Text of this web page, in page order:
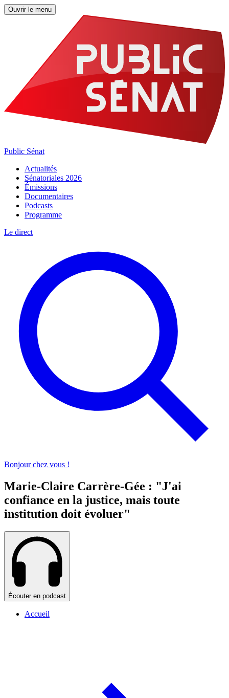
Ouvrir le menu
Public Sénat
Actualités
Sénatoriales 2026
Émissions
Documentaires
Podcasts
Programme
Le direct
Bonjour chez vous !
Marie-Claire Carrère-Gée : "J'ai
confiance en la justice, mais toute
institution doit évoluer"
Écouter en podcast
Accueil